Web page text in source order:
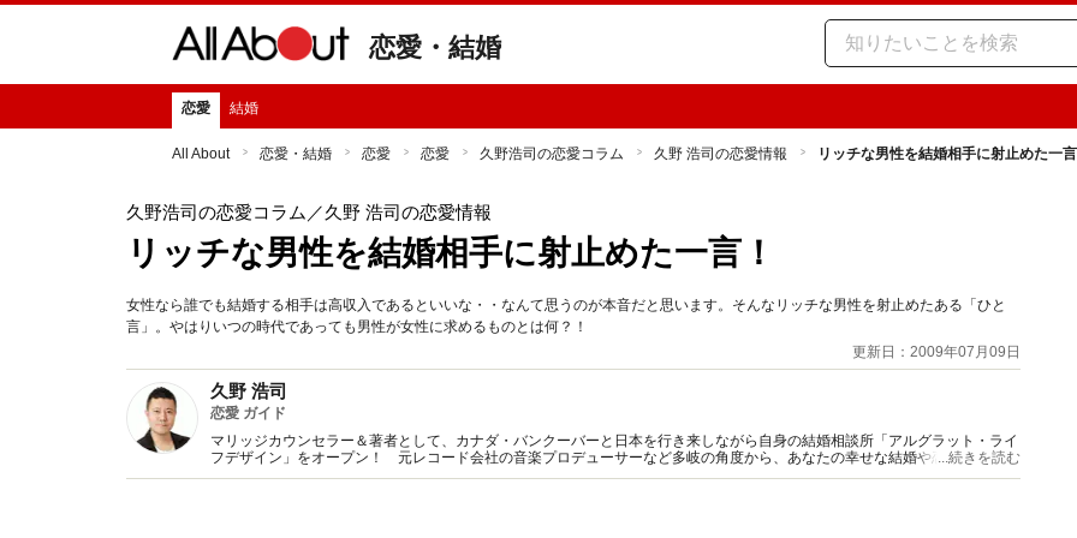
恋愛・結婚
恋愛 結婚
All About 恋愛・結婚 恋愛 恋愛 久野浩司の恋愛コラム 久野 浩司の恋愛情報 リッチな男性を結婚相手に射止めた一
久野浩司の恋愛コラム ／久野 浩司の恋愛情報
リッチな男性を結婚相手に射止めた一言！
女性なら誰でも結婚する相手は高収入であるといいな・・なんて思うのが本音だと思います。そんなリッチな男性を射止めたある「ひと
言」。やはりいつの時代であっても男性が女性に求めるものとは何？！
更新日：2009年07月09日
久野 浩司
恋愛 ガイド
マリッジカウンセラー＆著者として、カナダ・バンクーバーと日本を行き来しながら自身の結婚相談所「アルグラット・ライ
フデザイン」をオープン！ 元レコード会社の音楽プロデューサーなど多岐の角度から、あなたの幸せな結婚や恋愛、ライフ
デザインをプロデュース＆サポート♪
...続きを読む